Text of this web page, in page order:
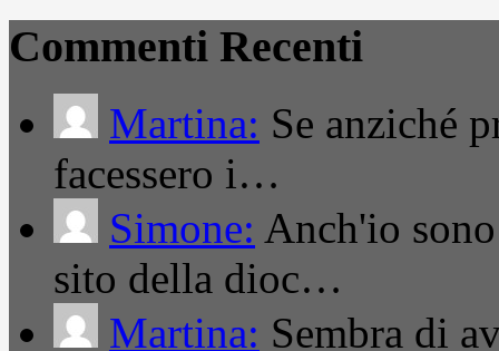
Commenti Recenti
Martina: Se anziché
facessero i…
Simone: Anch'io
sito della dioc…
Martina: Sembra di